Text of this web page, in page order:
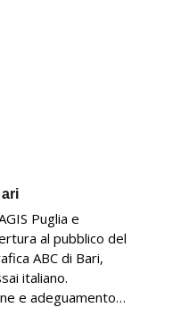
Puglia e
al pubblico del
ABC di Bari,
italiano.
e adeguamento…